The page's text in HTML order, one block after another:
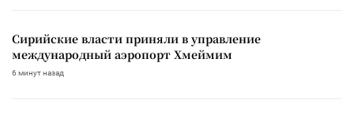
Сирийские власти приняли в управление
международный аэропорт Хмеймим
6 минут назад